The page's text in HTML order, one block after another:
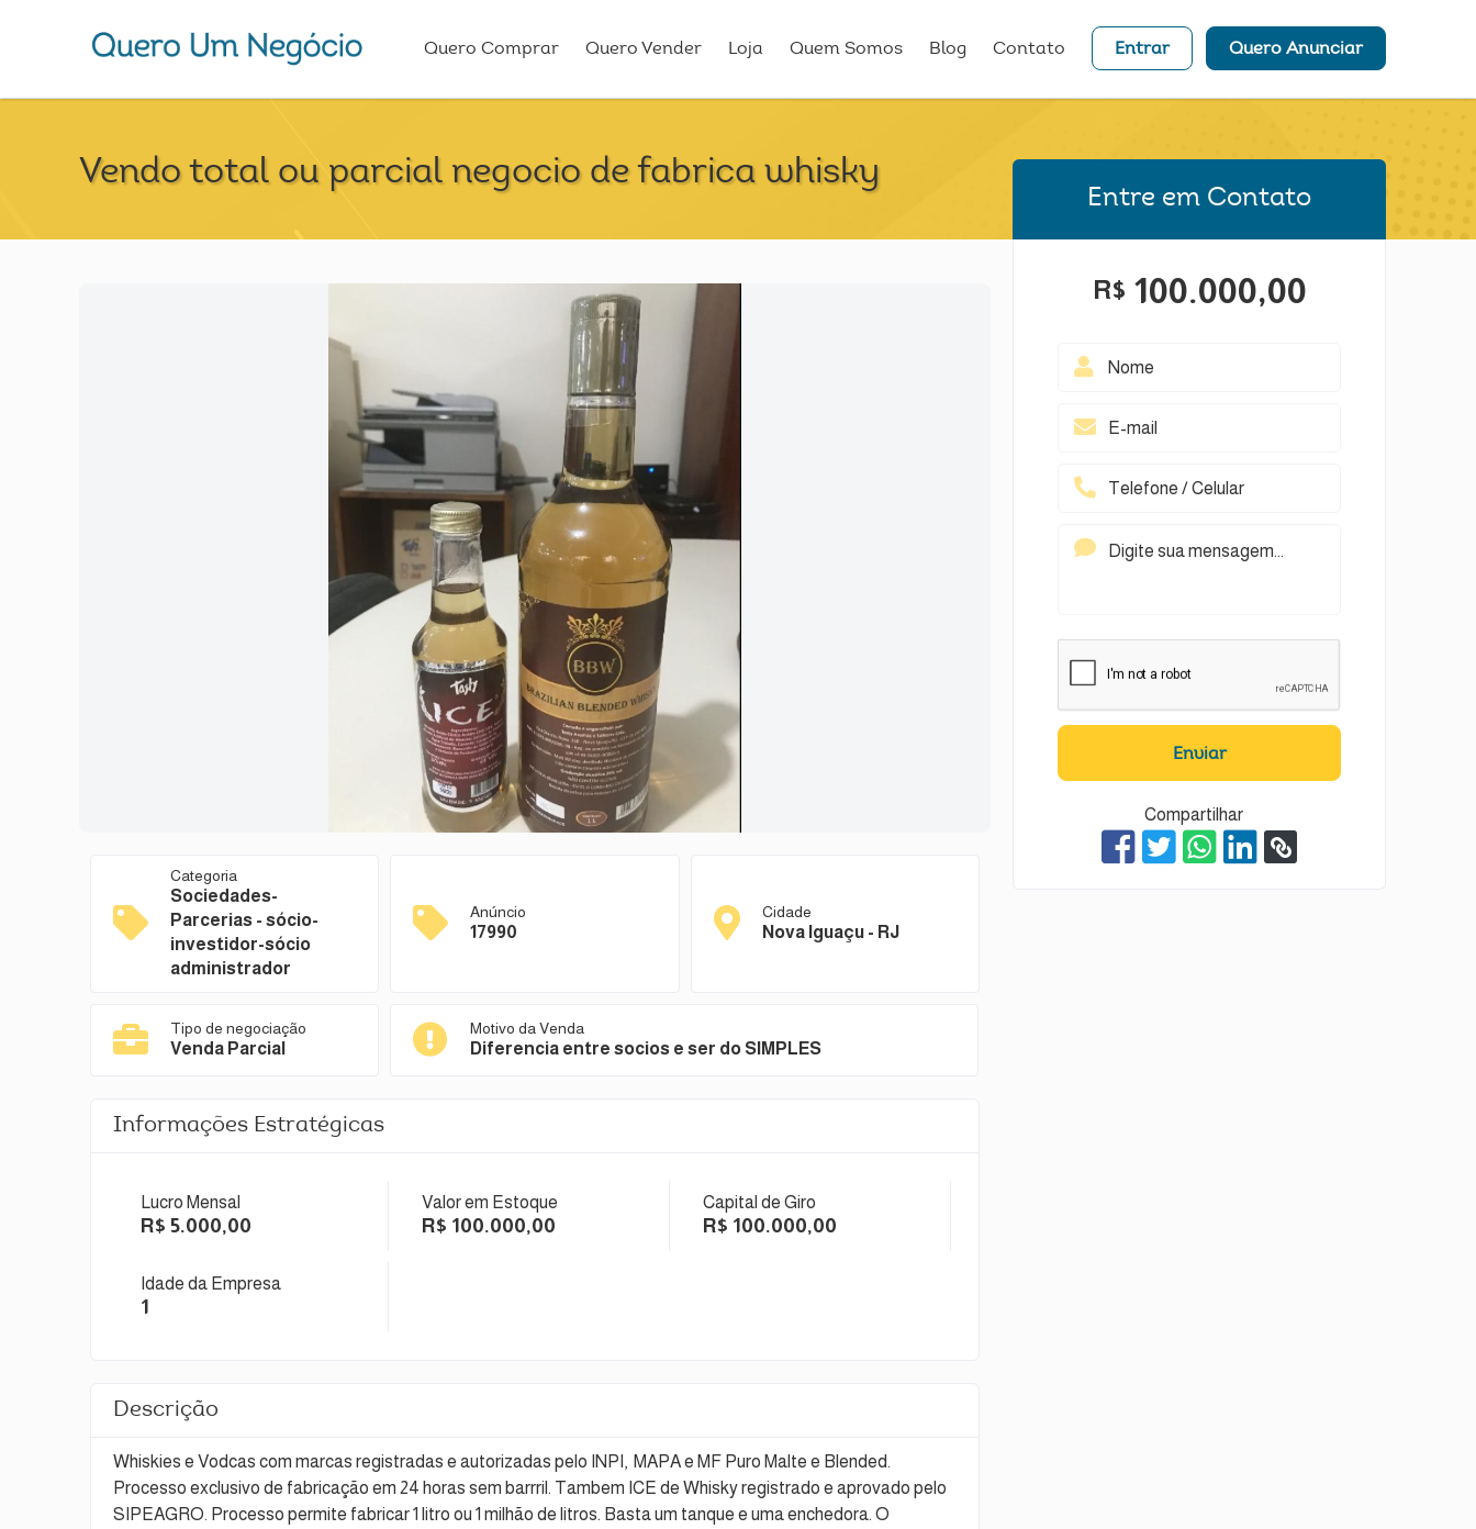
Quero Comprar Quero Vender Loja Quem Somos Blog Contato Entrar Quero Anunciar
Vendo total ou parcial negocio de fabrica whisky
Categoria
Sociedades-
Parcerias - sócio-
investidor-sócio
administrador
Anúncio
17990
Cidade
Nova Iguaçu - RJ
Tipo de negociação
Venda Parcial
Motivo da Venda
Diferencia entre socios e ser do SIMPLES
Informações Estratégicas
Lucro Mensal
R$ 5.000,00
Valor em Estoque
R$ 100.000,00
Capital de Giro
R$ 100.000,00
Idade da Empresa
1
Descrição
Whiskies e Vodcas com marcas registradas e autorizadas pelo INPI, MAPA e MF Puro Malte e Blended.
Processo exclusivo de fabricação em 24 horas sem barrril. Tambem ICE de Whisky registrado e aprovado pelo
SIPEAGRO. Processo permite fabricar 1 litro ou 1 milhão de litros. Basta um tanque e uma enchedora. O
Entre em Contato
R$ 100.000,00
Enviar
Compartilhar